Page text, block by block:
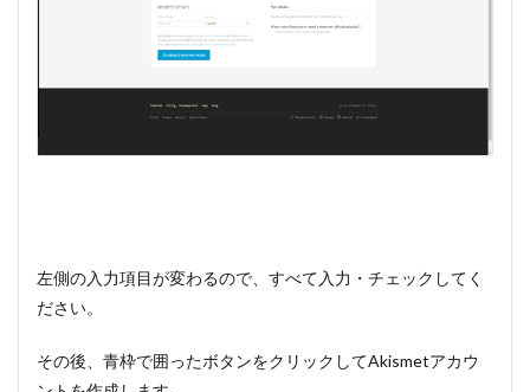
左側の入力項目が変わるので、すべて入力・チェックしてく
ださい。
その後、青枠で囲ったボタンをクリックしてAkismetアカウ